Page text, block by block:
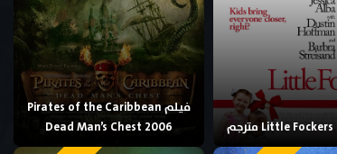
فيلم Pirates of the Caribbean
Dead Man’s Chest 2006